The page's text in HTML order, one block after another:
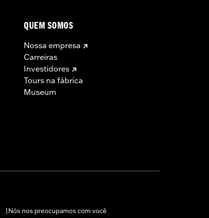
QUEM SOMOS
Nossa empresa
Carreiras
Investidores
Tours na fábrica
Museum
Nós nos preocupamos com você